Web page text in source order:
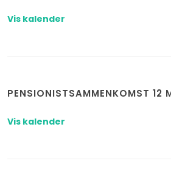
Vis kalender
PENSIONISTSAMMENKOMST 12
Vis kalender